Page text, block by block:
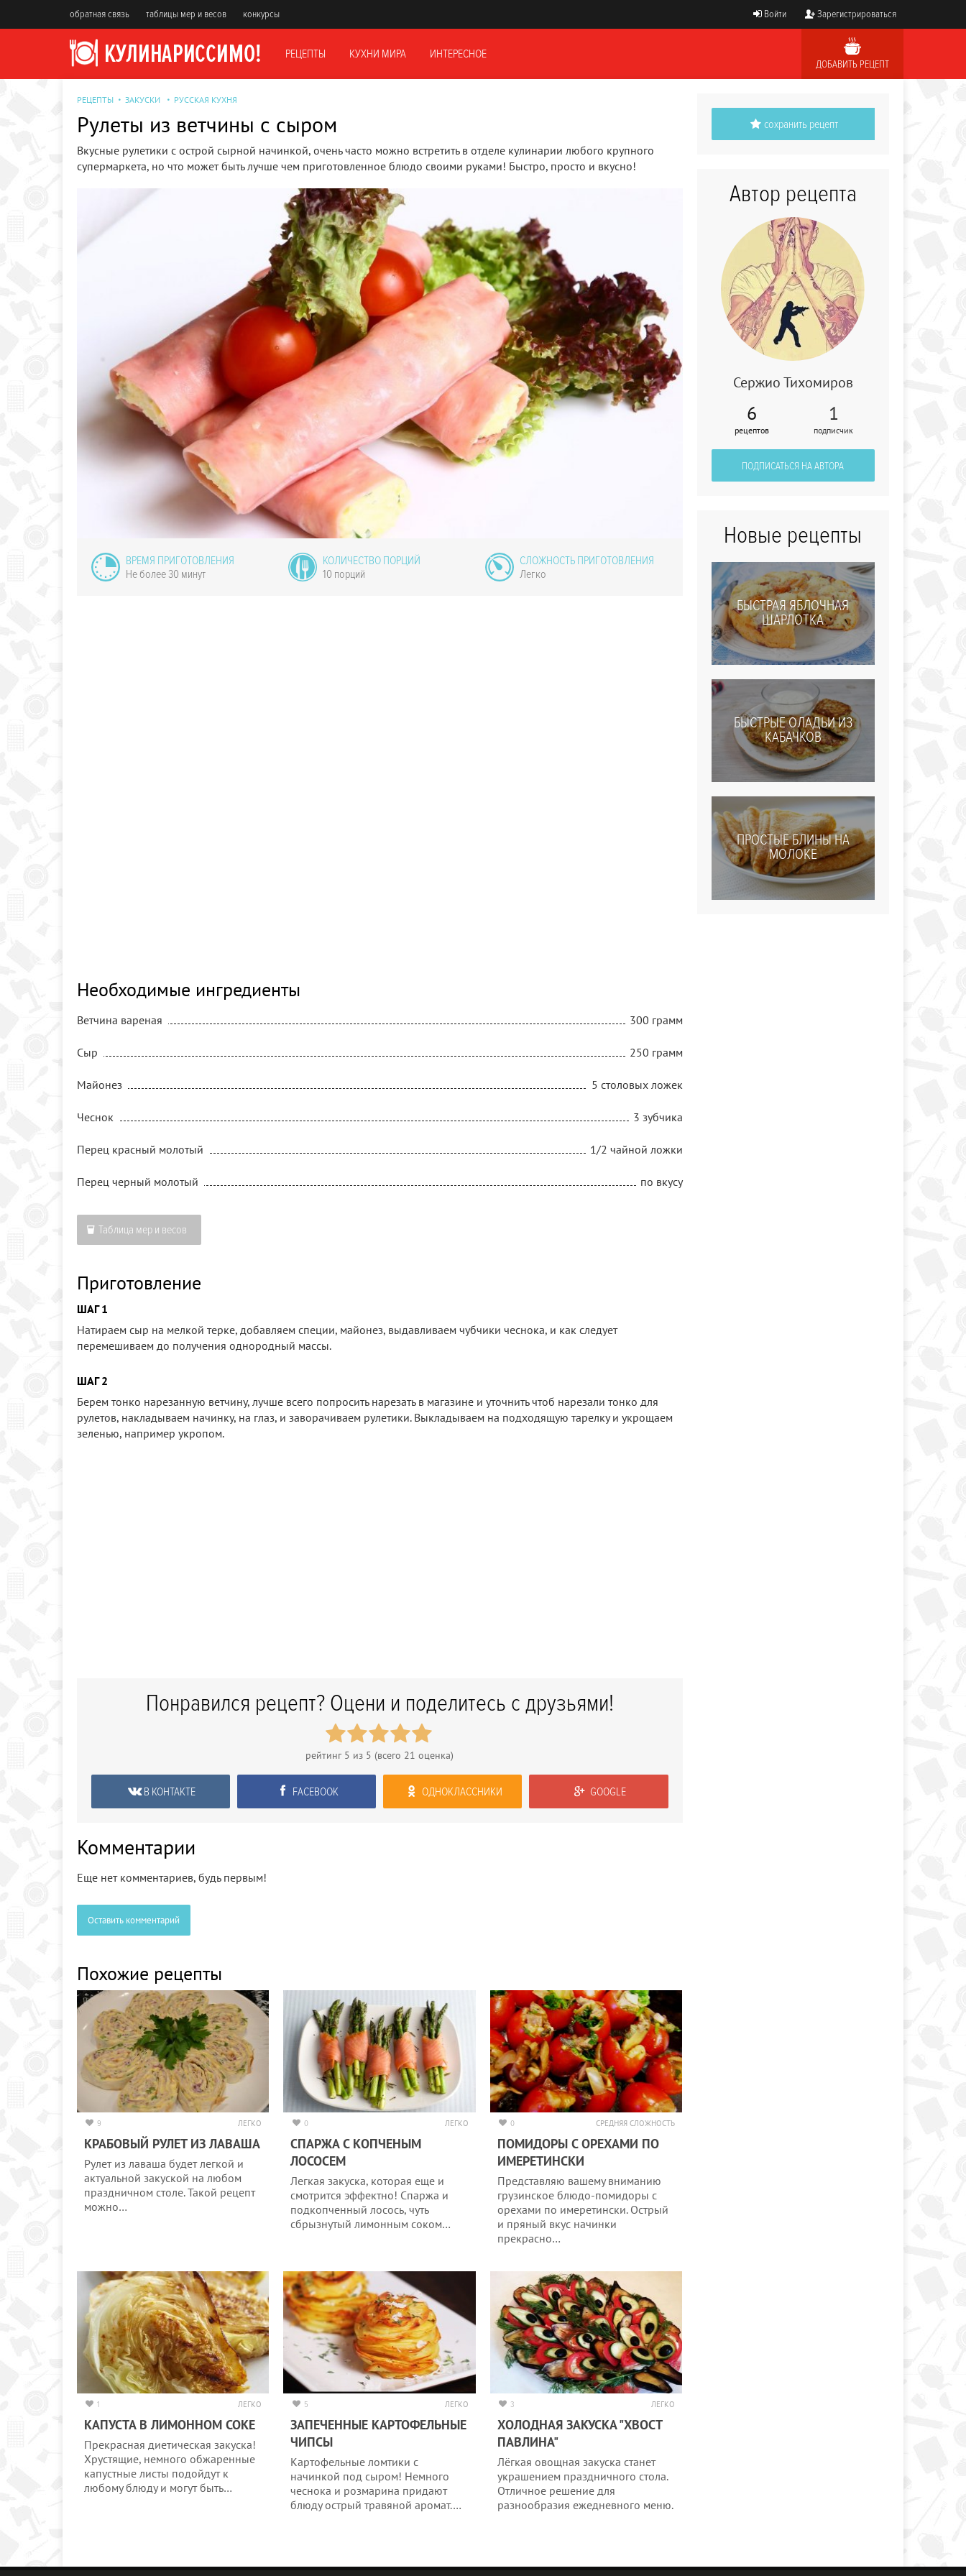
обратная связь таблицы мер и весов конкурсы Войти Зарегистрироваться
РЕЦЕПТЫ КУХНИ МИРА ИНТЕРЕСНОЕ
ДОБАВИТЬ РЕЦЕПТ
РЕЦЕПТЫ ЗАКУСКИ РУССКАЯ КУХНЯ
Рулеты из ветчины с сыром
Вкусные рулетики с острой сырной начинкой, очень часто можно встретить в отделе кулинарии любого крупного
супермаркета, но что может быть лучше чем приготовленное блюдо своими руками! Быстро, просто и вкусно!
Долма
ВРЕМЯ ПРИГОТОВЛЕНИЯ
Не более 30 минут
КОЛИЧЕСТВО ПОРЦИЙ
10 порций
СЛОЖНОСТЬ ПРИГОТОВЛЕНИЯ
Легко
Необходимые ингредиенты
Ветчина вареная 300 грамм
Сыр 250 грамм
Майонез 5 столовых ложек
Чеснок 3 зубчика
Перец красный молотый 1/2 чайной ложки
Перец черный молотый по вкусу
Таблица мер и весов
Приготовление
ШАГ 1
Натираем сыр на мелкой терке, добавляем специи, майонез, выдавливаем чубчики чеснока, и как следует
перемешиваем до получения однородный массы.
ШАГ 2
Берем тонко нарезанную ветчину, лучше всего попросить нарезать в магазине и уточнить чтоб нарезали тонко для
рулетов, накладываем начинку, на глаз, и заворачиваем рулетики. Выкладываем на подходящую тарелку и укрощаем
зеленью, например укропом.
Понравился рецепт? Оцени и поделитесь с друзьями!
рейтинг 5 из 5 (всего 21 оценка)
В КОНТАКТЕ FACEBOOK ОДНОКЛАССНИКИ GOOGLE
Комментарии
Еще нет комментариев, будь первым!
Оставить комментарий
Похожие рецепты
9 ЛЕГКО
КРАБОВЫЙ РУЛЕТ ИЗ ЛАВАША
Рулет из лаваша будет легкой и
актуальной закуской на любом
праздничном столе. Такой рецепт
можно…
0 ЛЕГКО
СПАРЖА С КОПЧЕНЫМ
ЛОСОСЕМ
Легкая закуска, которая еще и
смотрится эффектно! Спаржа и
подкопченный лосось, чуть
сбрызнутый лимонным соком…
0 СРЕДНЯЯ СЛОЖНОСТЬ
ПОМИДОРЫ С ОРЕХАМИ ПО
ИМЕРЕТИНСКИ
Представляю вашему вниманию
грузинское блюдо-помидоры с
орехами по имеретински. Острый
и пряный вкус начинки
прекрасно…
1 ЛЕГКО
КАПУСТА В ЛИМОННОМ СОКЕ
Прекрасная диетическая закуска!
Хрустящие, немного обжаренные
капустные листы подойдут к
любому блюду и могут быть…
5 ЛЕГКО
ЗАПЕЧЕННЫЕ КАРТОФЕЛЬНЫЕ
ЧИПСЫ
Картофельные ломтики с
начинкой под сыром! Немного
чеснока и розмарина придают
блюду острый травяной аромат.…
3 ЛЕГКО
ХОЛОДНАЯ ЗАКУСКА "ХВОСТ
ПАВЛИНА"
Лёгкая овощная закуска станет
украшением праздничного стола.
Отличное решение для
разнообразия ежедневного меню.
сохранить рецепт
Автор рецепта
Сержио Тихомиров
6
рецептов
1
подписчик
ПОДПИСАТЬСЯ НА АВТОРА
Новые рецепты
БЫСТРАЯ ЯБЛОЧНАЯ
ШАРЛОТКА
БЫСТРЫЕ ОЛАДЬИ ИЗ
КАБАЧКОВ
ПРОСТЫЕ БЛИНЫ НА
МОЛОКЕ